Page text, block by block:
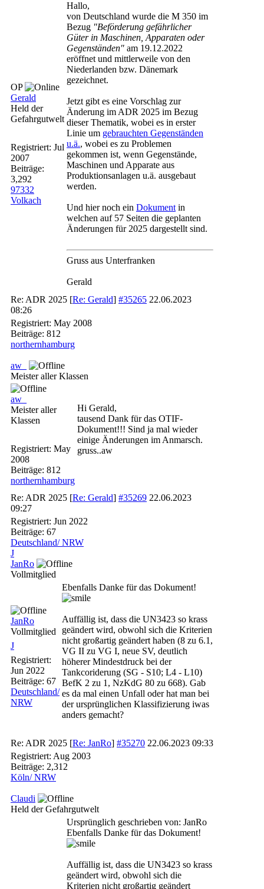
OP
Gerald
Held der
Gefahrgutwelt
Registriert: Jul
2007
Beiträge:
3,292
97332
Volkach
Hallo,
von Deutschland wurde die M 350 im
Bezug "Beförderung gefährlicher
Güter in Maschinen, Apparaten oder
Gegenständen" am 19.12.2022
eröffnet und mittlerweile von den
Niederlanden bzw. Dänemark
gezeichnet.
Jetzt gibt es eine Vorschlag zur
Änderung im ADR 2025 im Bezug
dieser Thematik, wobei es in erster
Linie um gebrauchten Gegenständen
u.ä., wobei es zu Problemen
gekommen ist, wenn Gegenstände,
Maschinen und Apparate aus
Produktionsanlagen u.ä. ausgebaut
werden.
Und hier noch ein Dokument in
welchen auf 57 Seiten die geplanten
Änderungen für 2025 dargestellt sind.
Gruss aus Unterfranken
Gerald
Re: ADR 2025 [Re: Gerald] #35265 22.06.2023
08:26
Registriert: May 2008
Beiträge: 812
northernhamburg
aw_
Meister aller Klassen
aw_
Meister aller
Klassen
Registriert: May
2008
Beiträge: 812
northernhamburg
Hi Gerald,
tausend Dank für das OTIF-
Dokument!!! Sind ja mal wieder
einige Änderungen im Anmarsch.
gruss..aw
Re: ADR 2025 [Re: Gerald] #35269 22.06.2023
09:27
Registriert: Jun 2022
Beiträge: 67
Deutschland/ NRW
J
JanRo
Vollmitglied
JanRo
Vollmitglied
J
Registriert:
Jun 2022
Beiträge: 67
Deutschland/
NRW
Ebenfalls Danke für das Dokument!
Auffällig ist, dass die UN3423 so krass
geändert wird, obwohl sich die Kriterien
nicht großartig geändert haben (8 zu 6.1,
VG II zu VG I, neue SV, deutlich
höherer Mindestdruck bei der
Tankcoriderung (SG - S10; L4 - L10)
BefK 2 zu 1, NzKdG 80 zu 668). Gab
es da mal einen Unfall oder hat man bei
der ursprünglichen Klassifizierung iwas
anders gemacht?
Re: ADR 2025 [Re: JanRo] #35270 22.06.2023 09:33
Registriert: Aug 2003
Beiträge: 2,312
Köln/ NRW
Claudi
Held der Gefahrgutwelt
Ursprünglich geschrieben von: JanRo
Ebenfalls Danke für das Dokument!
Auffällig ist, dass die UN3423 so krass
geändert wird, obwohl sich die
Kriterien nicht großartig geändert